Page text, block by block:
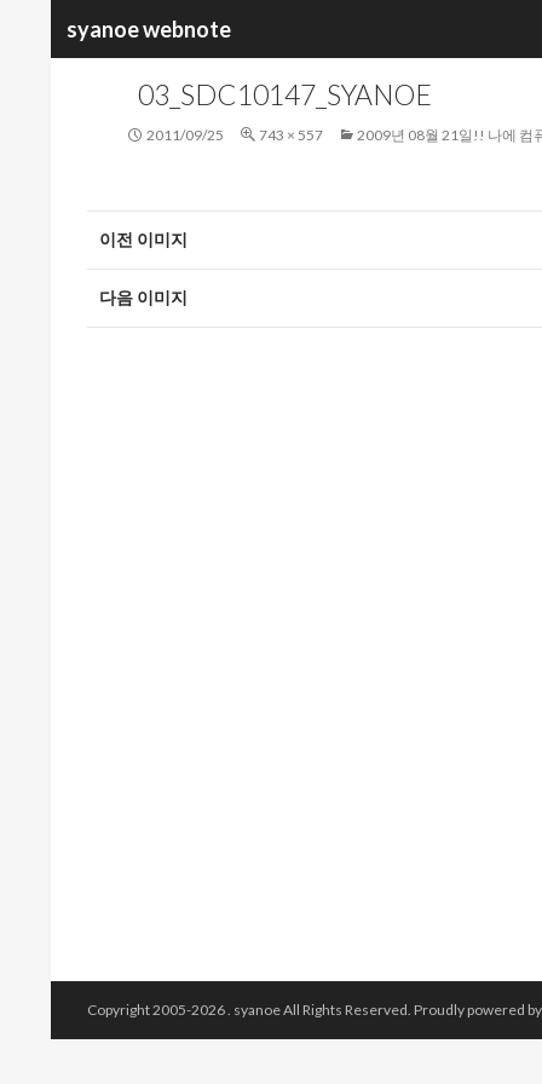
syanoe webnote
색
03_SDC10147_SYANOE
2011/09/25 743 × 557 2009년 08월 21일!! 나에 컴
이전 이미지
다음 이미지
Copyright 2005-2026 . syanoeAll Rights Reserved. Proudly powered